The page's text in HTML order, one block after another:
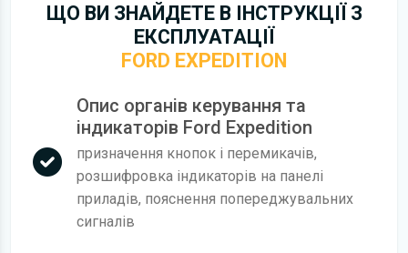
ЩО ВИ ЗНАЙДЕТЕ В ІНСТРУКЦІЇ З
ЕКСПЛУАТАЦІЇ
FORD EXPEDITION
Опис органів керування та
індикаторів Ford Expedition
призначення кнопок і перемикачів,
розшифровка індикаторів на панелі
приладів, пояснення попереджувальних
сигналів